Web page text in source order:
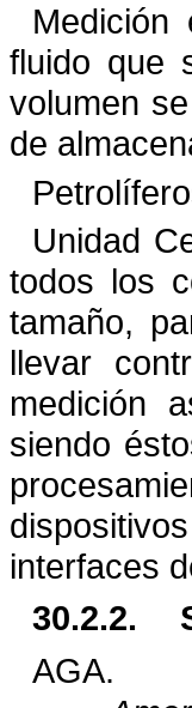
Medición
fluido que
volumen
de
Unidad
todos los
tamaño,
llevar
medición
siendo
interfaces
30.2.2.
AGA.